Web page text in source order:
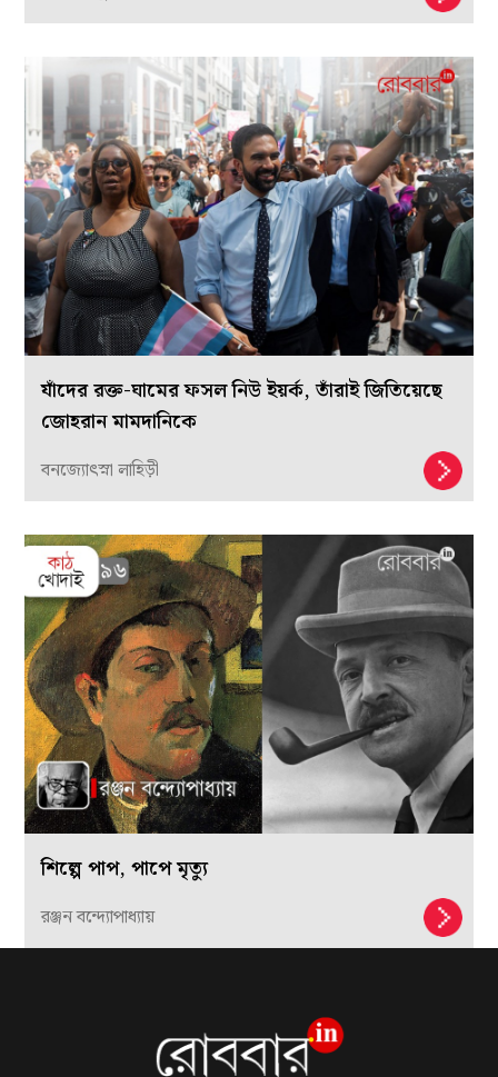
যাঁদের রক্ত-ঘামের ফসল নিউ ইয়র্ক, তাঁরাই জিতিয়েছে
জোহরান মামদানিকে
বনজ্যোৎস্না লাহিড়ী
শিল্পে পাপ, পাপে মৃত্যু
রঞ্জন বন্দ্যোপাধ্যায়